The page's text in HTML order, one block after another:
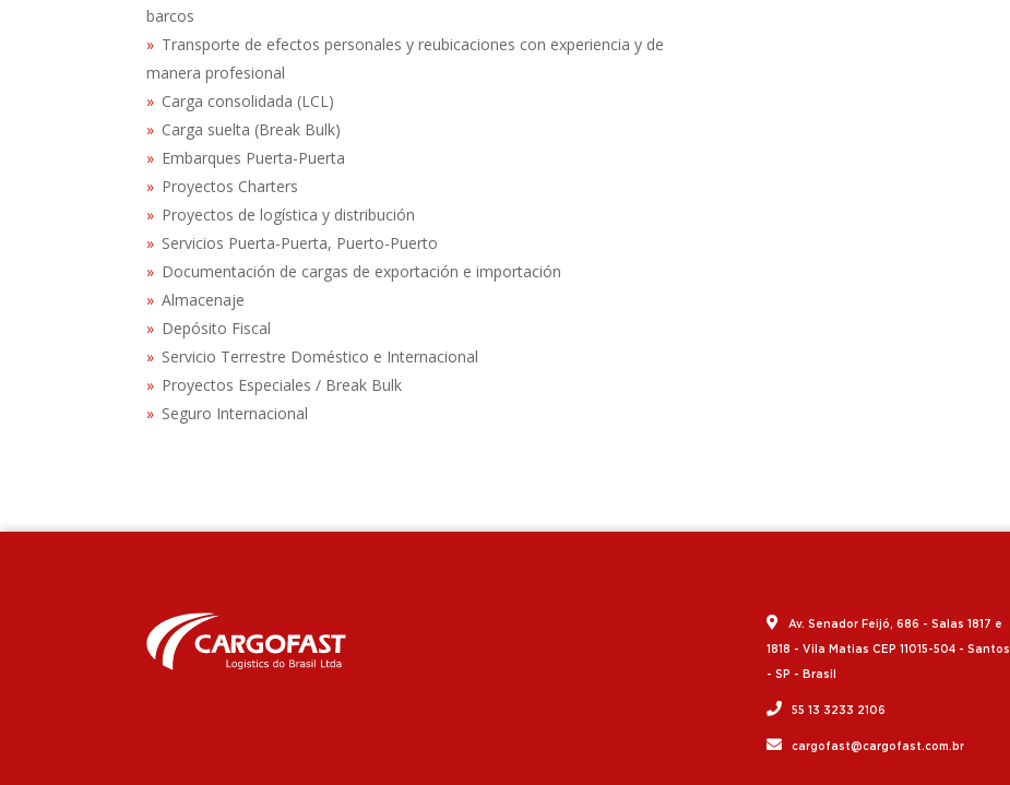
barcos
Transporte de efectos personales y reubicaciones con experiencia y de
manera profesional
Carga consolidada (LCL)
Carga suelta (Break Bulk)
Embarques Puerta-Puerta
Proyectos Charters
Proyectos de logística y distribución
Servicios Puerta-Puerta, Puerto-Puerto
Documentación de cargas de exportación e importación
Almacenaje
Depósito Fiscal
Servicio Terrestre Doméstico e Internacional
Proyectos Especiales / Break Bulk
Seguro Internacional
Av. Senador Feijó, 686 - Salas 1817 e
1818 - Vila Matias CEP 11015-504 - Santos
- SP - Brasil
55 13 3233 2106
cargofast@cargofast.com.br